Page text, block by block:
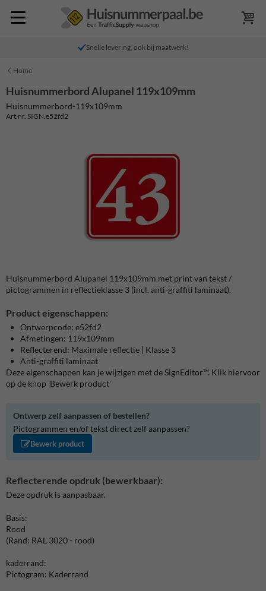
Snelle levering, ook bij maatwerk!
Home
Huisnummerbord Alupanel 119x109mm
Huisnummerbord-119x109mm
Art.nr. SIGN.e52fd2
Huisnummerbord Alupanel 119x109mm met print van tekst /
pictogrammen in reflectieklasse 3 (incl. anti-graffiti laminaat).
Product eigenschappen:
Ontwerpcode: e52fd2
Afmetingen: 119x109mm
Reflecterend: Maximale reflectie | Klasse 3
Anti-graffiti laminaat
Deze eigenschappen kan je wijzigen met de SignEditor™. Klik hiervoor
op de knop 'Bewerk product'
Ontwerp zelf aanpassen of bestellen?
Pictogrammen en/of tekst direct zelf aanpassen?
Bewerk product
Reflecterende opdruk (bewerkbaar):
Deze opdruk is aanpasbaar.
Basis:
Rood
(Rand: RAL 3020 - rood)
kaderrand:
Pictogram: Kaderrand